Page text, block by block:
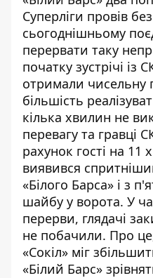
Суперліги провів
сьогоднішньому
перервати таку
початку зустрічі із
отримали чисельну
більшість
кілька хвилин не
перевагу та гравці
рахунок гості на 11
виявився
«Білого Барса» і з
шайбу у ворота. У
перерви, глядачі
не побачили. Про
«Сокіл» міг
«Білий Барс»